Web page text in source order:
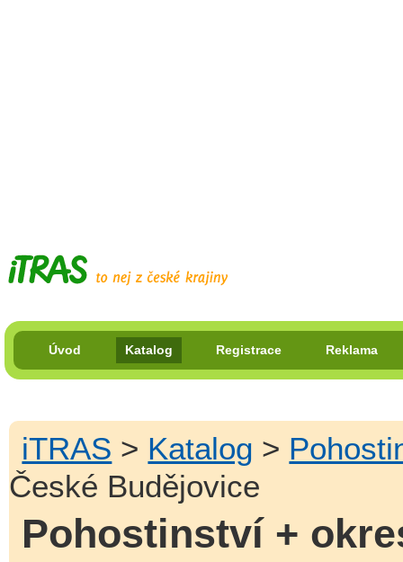
Úvod Katalog Registrace Reklama
iTRAS > Katalog >
České Budějovice
Pohostinství +